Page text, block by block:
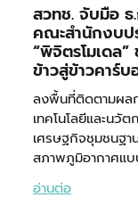
สวทช. จับมือ ธ
คณะสำนักงบ
“พิจิตรโมเดล
ข้าวสู่ข้าวคาร์บ
ลงพื้นที่ติดตามผลก
เทคโนโลยีและนวั
เศรษฐกิจชุมชนฐา
สภาพภูมิอากาศแ
อ่านต่อ